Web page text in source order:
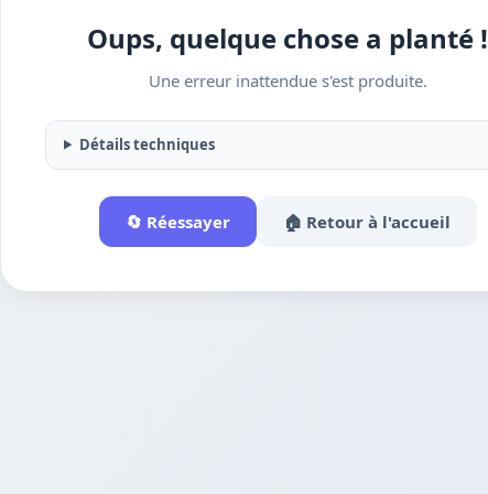
Oups, quelque chose a planté !
Une erreur inattendue s'est produite.
Détails techniques
🔄 Réessayer 🏠 Retour à l'accueil